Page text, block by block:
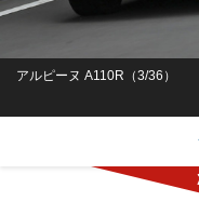
アルピーヌ A110R（3/36）